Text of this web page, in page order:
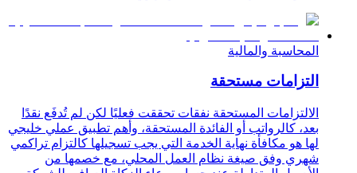
المحاسبة والمالية
التزامات مستحقة
الالتزامات المستحقة نفقات تحققت فعليًا لكن لم تُدفَع نقدًا
بعد، كالرواتب أو الفائدة المستحقة، وأهم تطبيق عملي خليجي
لها هو مكافأة نهاية الخدمة التي يجب تسجيلها كالتزام تراكمي
شهري وفق صيغة نظام العمل المحلي، مع خصمها من